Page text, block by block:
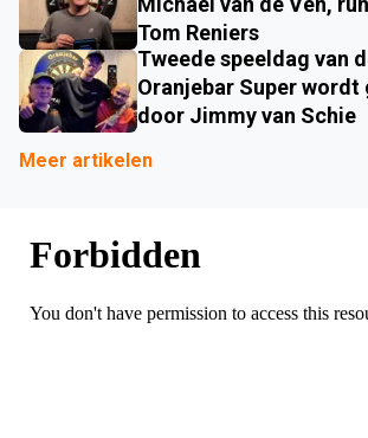
Tom Reniers
Tweede speeldag van
Oranjebar Super wordt
door Jimmy van Schie
Meer artikelen